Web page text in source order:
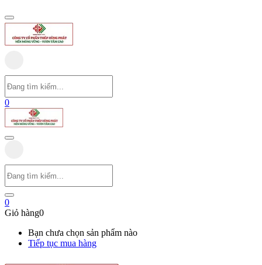
0
0
Giỏ hàng0
Bạn chưa chọn sản phẩm nào
Tiếp tục mua hàng